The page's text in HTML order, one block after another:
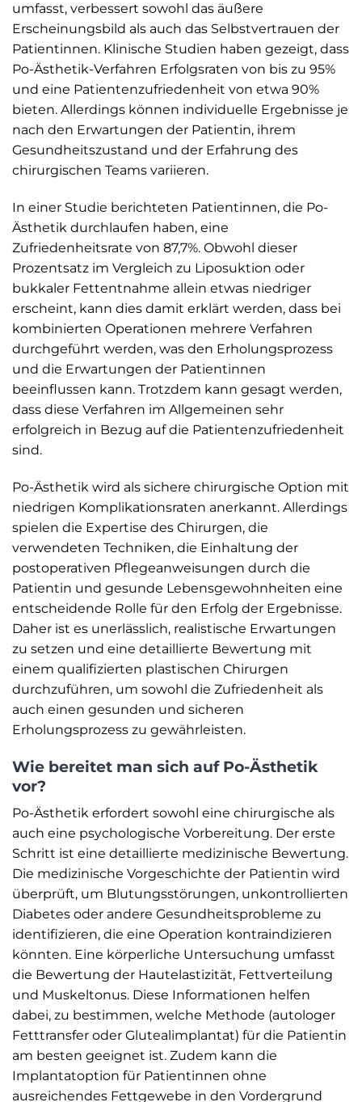
umfasst, verbessert sowohl das äußere
Erscheinungsbild als auch das Selbstvertrauen der
Patientinnen. Klinische Studien haben gezeigt, dass
Po-Ästhetik-Verfahren Erfolgsraten von bis zu 95%
und eine Patientenzufriedenheit von etwa 90%
bieten. Allerdings können individuelle Ergebnisse je
nach den Erwartungen der Patientin, ihrem
Gesundheitszustand und der Erfahrung des
chirurgischen Teams variieren.
In einer Studie berichteten Patientinnen, die Po-
Ästhetik durchlaufen haben, eine
Zufriedenheitsrate von 87,7%. Obwohl dieser
Prozentsatz im Vergleich zu Liposuktion oder
bukkaler Fettentnahme allein etwas niedriger
erscheint, kann dies damit erklärt werden, dass bei
kombinierten Operationen mehrere Verfahren
durchgeführt werden, was den Erholungsprozess
und die Erwartungen der Patientinnen
beeinflussen kann. Trotzdem kann gesagt werden,
dass diese Verfahren im Allgemeinen sehr
erfolgreich in Bezug auf die Patientenzufriedenheit
sind.
Po-Ästhetik wird als sichere chirurgische Option mit
niedrigen Komplikationsraten anerkannt. Allerdings
spielen die Expertise des Chirurgen, die
verwendeten Techniken, die Einhaltung der
postoperativen Pflegeanweisungen durch die
Patientin und gesunde Lebensgewohnheiten eine
entscheidende Rolle für den Erfolg der Ergebnisse.
Daher ist es unerlässlich, realistische Erwartungen
zu setzen und eine detaillierte Bewertung mit
einem qualifizierten plastischen Chirurgen
durchzuführen, um sowohl die Zufriedenheit als
auch einen gesunden und sicheren
Erholungsprozess zu gewährleisten.
Wie bereitet man sich auf Po-Ästhetik
vor?
Po-Ästhetik erfordert sowohl eine chirurgische als
auch eine psychologische Vorbereitung. Der erste
Schritt ist eine detaillierte medizinische Bewertung.
Die medizinische Vorgeschichte der Patientin wird
überprüft, um Blutungsstörungen, unkontrollierten
Diabetes oder andere Gesundheitsprobleme zu
identifizieren, die eine Operation kontraindizieren
könnten. Eine körperliche Untersuchung umfasst
die Bewertung der Hautelastizität, Fettverteilung
und Muskeltonus. Diese Informationen helfen
dabei, zu bestimmen, welche Methode (autologer
Fetttransfer oder Glutealimplantat) für die Patientin
am besten geeignet ist. Zudem kann die
Implantatoption für Patientinnen ohne
ausreichendes Fettgewebe in den Vordergrund